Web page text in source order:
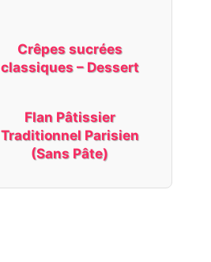
Crêpes sucrées
classiques – Dessert
Flan Pâtissier
Traditionnel Parisien
(Sans Pâte)